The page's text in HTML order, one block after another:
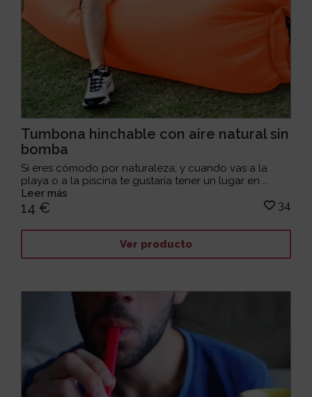
Tumbona hinchable con aire natural sin
bomba
Si eres cómodo por naturaleza, y cuando vas a la
playa o a la piscina te gustaría tener un lugar en ...
Leer más
14 € 34
Ver producto